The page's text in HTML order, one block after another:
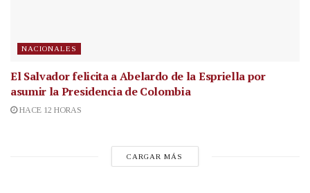
NACIONALES
El Salvador felicita a Abelardo de la Espriella por
asumir la Presidencia de Colombia
HACE 12 HORAS
CARGAR MÁS